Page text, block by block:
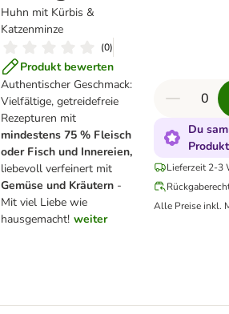
Huhn mit Kürbis &
Katzenminze
(0)
Produkt bewerten
Authentischer Geschmack:
Vielfältige, getreidefreie
Rezepturen mit
mindestens 75 % Fleisch
oder Fisch und Innereien,
liebevoll verfeinert mit
Gemüse und Kräutern -
Mit viel Liebe wie
hausgemacht! weiter
Du
Produkt
Lieferzeit 2-3
Alle Preise inkl.